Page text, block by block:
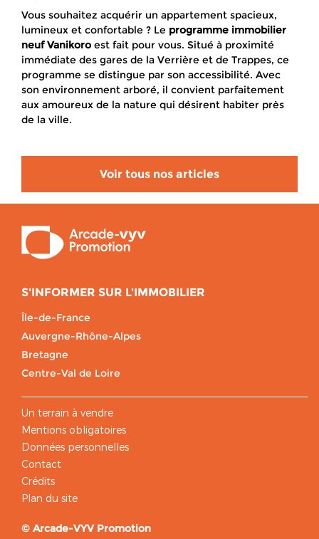
Vous souhaitez acquérir un appartement spacieux,
lumineux et confortable ? Le programme immobilier
neuf Vanikoro est fait pour vous. Situé à proximité
immédiate des gares de la Verrière et de Trappes, ce
programme se distingue par son accessibilité. Avec
son environnement arboré, il convient parfaitement
aux amoureux de la nature qui désirent habiter près
de la ville.
Voir tous nos articles
S'INFORMER SUR L'IMMOBILIER
Île-de-France
Auvergne-Rhône-Alpes
Bretagne
Centre-Val de Loire
Un terrain à vendre
Mentions obligatoires
Données personnelles
Contact
Crédits
Plan du site
© Arcade-VYV Promotion